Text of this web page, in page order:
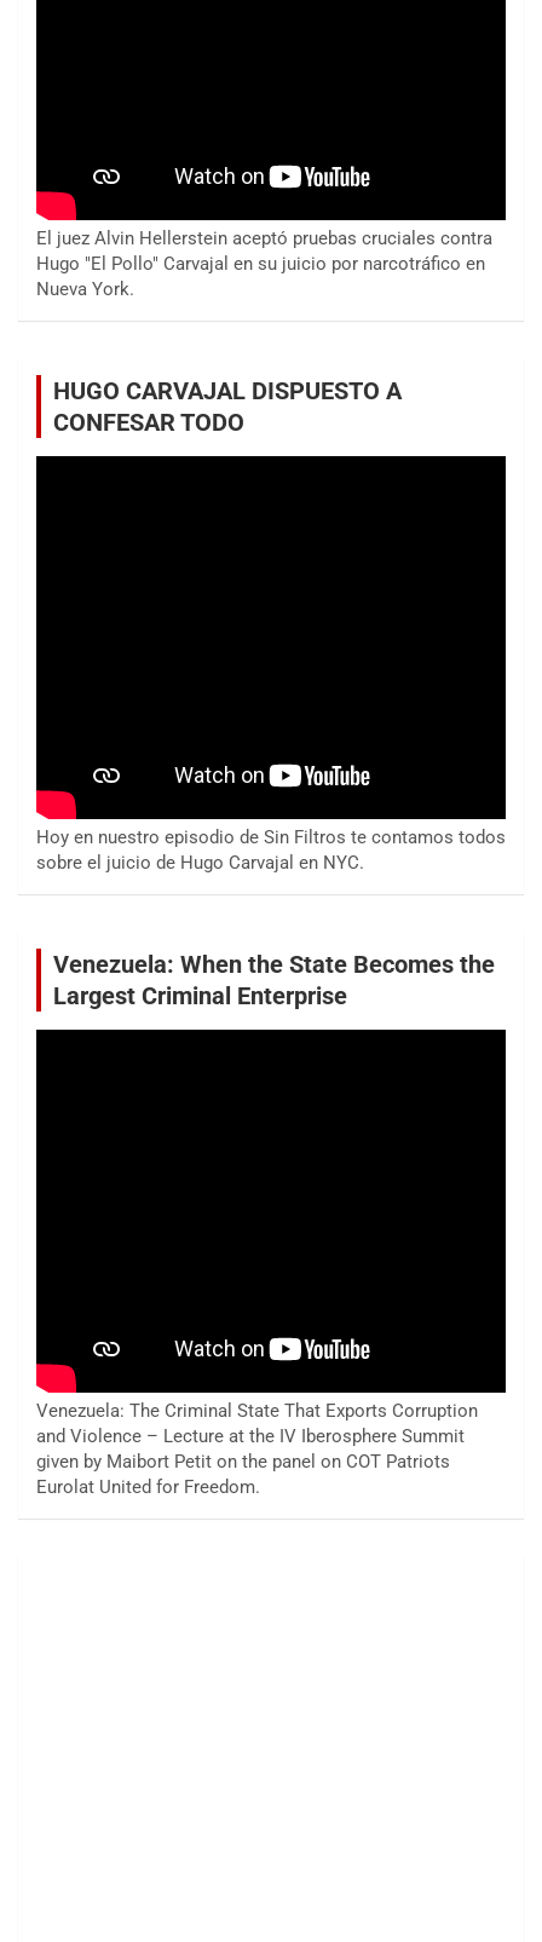
El juez Alvin Hellerstein aceptó pruebas cruciales contra
Hugo "El Pollo" Carvajal en su juicio por narcotráfico en
Nueva York.
HUGO CARVAJAL DISPUESTO A
CONFESAR TODO
Hoy en nuestro episodio de Sin Filtros te contamos todos
sobre el juicio de Hugo Carvajal en NYC.
Venezuela: When the State Becomes the
Largest Criminal Enterprise
Venezuela: The Criminal State That Exports Corruption
and Violence – Lecture at the IV Iberosphere Summit
given by Maibort Petit on the panel on COT Patriots
Eurolat United for Freedom.